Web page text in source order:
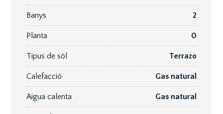
Banys 2
Planta 0
Tipus de sòl Terrazo
Calefacció Gas natural
Aigua calenta Gas natural